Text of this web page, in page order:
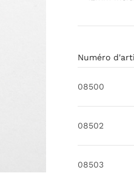
Numéro
08500
08502
08503